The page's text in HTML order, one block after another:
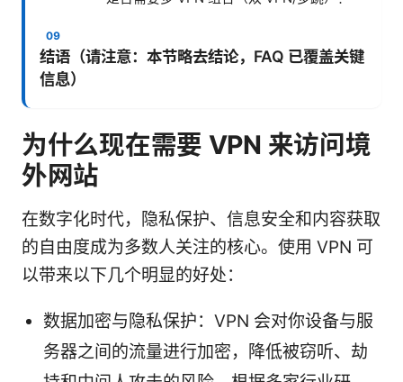
结语（请注意：本节略去结论，FAQ 已覆盖关键
信息）
为什么现在需要 VPN 来访问境
外网站
在数字化时代，隐私保护、信息安全和内容获取
的自由度成为多数人关注的核心。使用 VPN 可
以带来以下几个明显的好处：
数据加密与隐私保护：VPN 会对你设备与服
务器之间的流量进行加密，降低被窃听、劫